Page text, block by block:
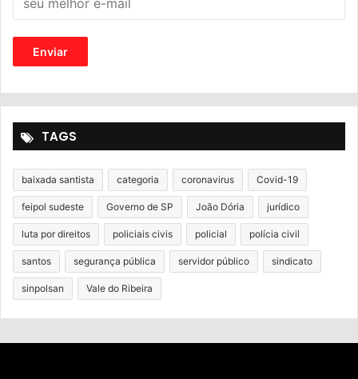
TAGS
baixada santista categoria coronavirus Covid-19
feipol sudeste Governo de SP João Dória jurídico
luta por direitos policiais civis policial polícia civil
santos segurança pública servidor público sindicato
sinpolsan Vale do Ribeira